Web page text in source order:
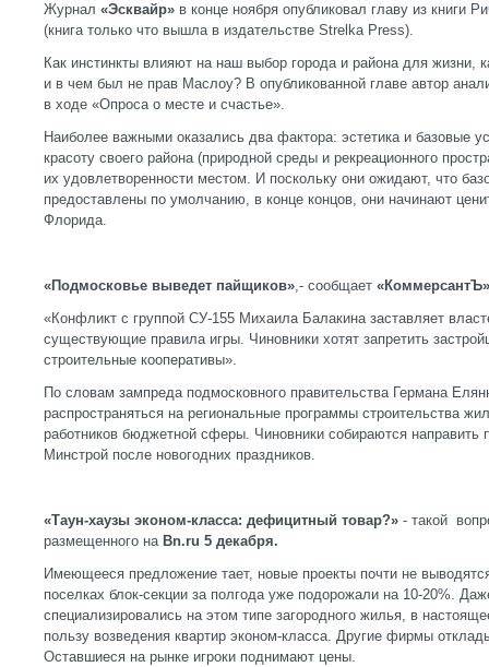
Журнал «Эсквайр» в конце ноября опубликовал главу из книги
(книга только что вышла в издательстве Strelka Press).
Как инстинкты влияют на наш выбор города и района для жизни,
и в чем был не прав Маслоу? В опубликованной главе автор
в ходе «Опроса о месте и счастье».
Наиболее важными оказались два фактора: эстетика и базовые
красоту своего района (природной среды и рекреационного
их удовлетворенности местом. И поскольку они ожидают, что
предоставлены по умолчанию, в конце концов, они начинают
Флорида.
«Подмосковье выведет пайщиков»,- сообщает
«Конфликт с группой СУ-155 Михаила Балакина заставляет
существующие правила игры. Чиновники хотят запретить
строительные кооперативы».
По словам зампреда подмосковного правительства Германа
распространяться на региональные программы строительства
работников бюджетной сферы. Чиновники собираются
Минстрой после новогодних праздников.
«Таун-хаузы эконом-класса: дефицитный товар?» - такой
размещенного на Bn.ru 5 декабря.
Имеющееся предложение тает, новые проекты почти не
поселках блок-секции за полгода уже подорожали на 10-20%.
специализировались на этом типе загородного жилья, в
пользу возведения квартир эконом-класса. Другие фирмы
Оставшиеся на рынке игроки поднимают цены.